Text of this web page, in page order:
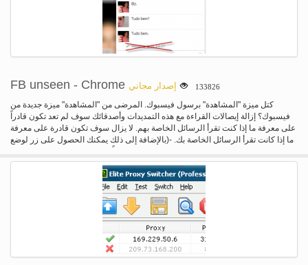
متطلبات النظام: (ملاحظة: هذه تعتمد بشكل كبير على اللعبة يمكنك اللعب، ولكن هذا
ينبغي أن تعطيك تقديراً) نظام التشغيل: ويندوز (في ميزة القرب سوف ندعم ماك) وحدة
2 غيغابايت أو أكثر. إعلان خاص: يقال غراند "سرقة السيارات الخامس" (ع 5) العمل مع
FB unseen - Chrome إصدار مجاني 133826
كتل ميزة "المشاهدة" برسول فيسبوك. المرضى من "المشاهدة" ميزة جديدة من
فيسبوك؟ إزالة إيصالات القراءة مع هذه التمديدات وأصدقائك سوف لم تعد تكون قادراً
على معرفة ما إذا كنت تقرأ الرسائل الخاصة بهم. لا يزال سوف تكون قادرة على معرفة
ما إذا كانت تقرأ الرسائل الخاصة بك. -(بالإضافة إلى ذلك يمكنك الحصول على زر لوضع
بي للحصول على مزيد من المعلومات.